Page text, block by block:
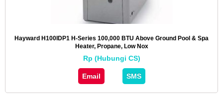
Hayward H100IDP1 H-Series 100,000 BTU Above Ground Pool & Spa
Heater, Propane, Low Nox
Rp (Hubungi CS)
Email SMS